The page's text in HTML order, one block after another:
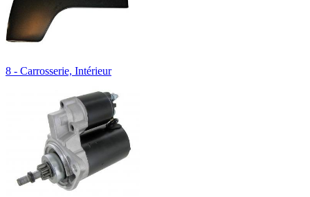
8 - Carrosserie, Intérieur